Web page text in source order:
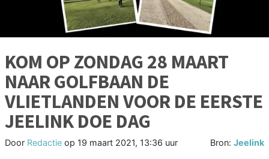
KOM OP ZONDAG 28 MAART
NAAR GOLFBAAN DE
VLIETLANDEN VOOR DE EERSTE
JEELINK DOE DAG
Door Redactie op 19 maart 2021, 13:36 uur Bron: Jeelink